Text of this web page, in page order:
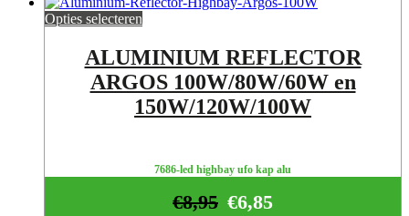
Opties selecteren
ALUMINIUM REFLECTOR
ARGOS 100W/80W/60W en
150W/120W/100W
7686-led highbay ufo kap alu
€6,85
€8,95